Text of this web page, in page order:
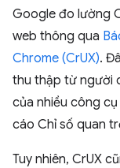
Google đo lường
web thông qua
Chrome (CrUX).
thu thập từ người
của nhiều công
cáo Chỉ số quan
Tuy nhiên, CrUX